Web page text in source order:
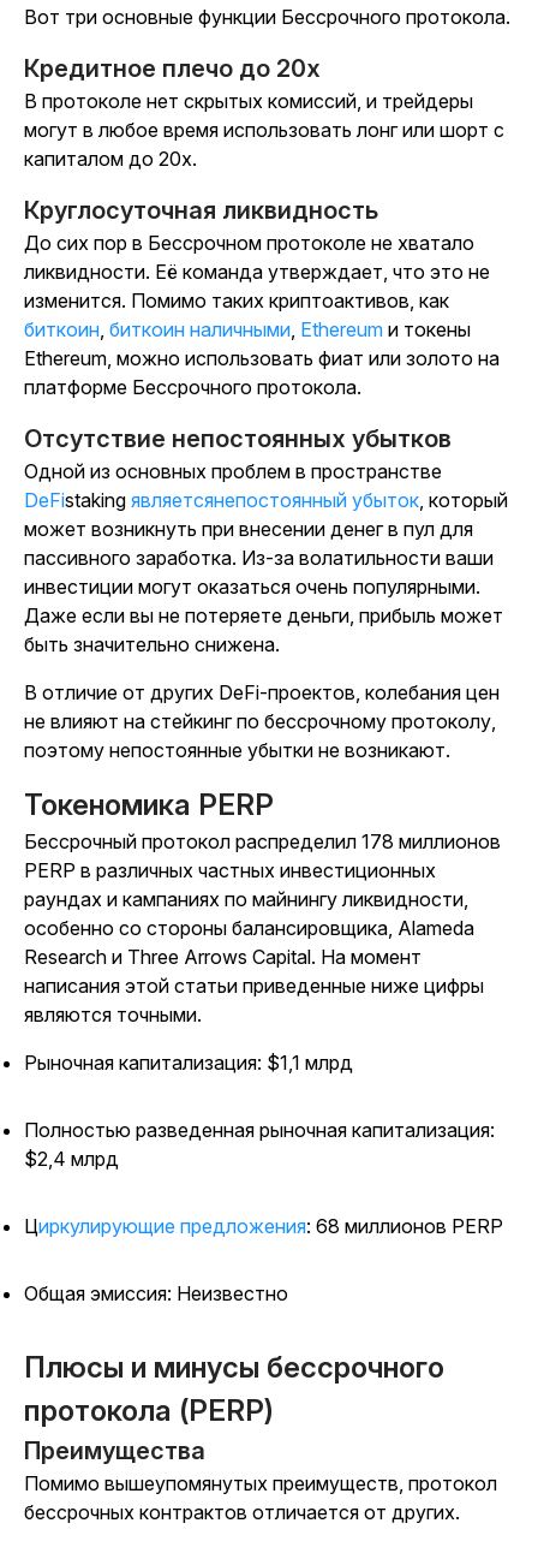
Вот три основные функции Бессрочного протокола.
Кредитное плечо до 20x
В протоколе нет скрытых комиссий, и трейдеры
могут в любое время использовать лонг или шорт с
капиталом до 20x.
Круглосуточная ликвидность
До сих пор в Бессрочном протоколе не хватало
ликвидности. Её команда утверждает, что это не
изменится. Помимо таких криптоактивов, как
биткоин, биткоин наличными, Ethereum и токены
Ethereum, можно использовать фиат или золото на
платформе Бессрочного протокола.
Отсутствие непостоянных убытков
Одной из основных проблем в пространстве
DeFistaking являетсянепостоянный убыток, который
может возникнуть при внесении денег в пул для
пассивного заработка. Из-за волатильности ваши
инвестиции могут оказаться очень популярными.
Даже если вы не потеряете деньги, прибыль может
быть значительно снижена.
В отличие от других DeFi-проектов, колебания цен
не влияют на стейкинг по бессрочному протоколу,
поэтому непостоянные убытки не возникают.
Токеномика PERP
Бессрочный протокол распределил 178 миллионов
PERP в различных частных инвестиционных
раундах и кампаниях по майнингу ликвидности,
особенно со стороны балансировщика, Alameda
Research и Three Arrows Capital. На момент
написания этой статьи приведенные ниже цифры
являются точными.
Рыночная капитализация: $1,1 млрд
Полностью разведенная рыночная капитализация:
$2,4 млрд
Циркулирующие предложения: 68 миллионов PERP
Общая эмиссия: Неизвестно
Плюсы и минусы бессрочного
протокола (PERP)
Преимущества
Помимо вышеупомянутых преимуществ, протокол
бессрочных контрактов отличается от других.